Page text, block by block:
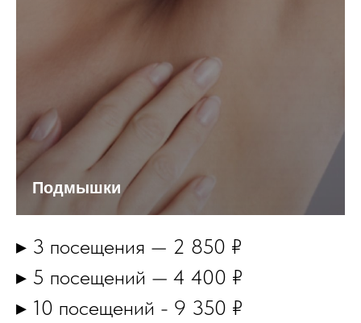
Подмышки
▸ 3 посещения — 2 850 ₽
▸ 5 посещений — 4 400 ₽
▸ 10 посещений - 9 350 ₽